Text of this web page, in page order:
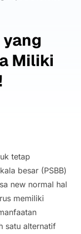
Miliki
tetap
besar (PSBB)
new normal hal
memiliki
satu alternatif